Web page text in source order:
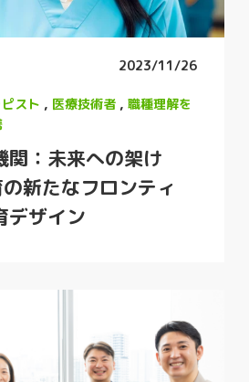
2023/11/26
スト , 医療技術者 , 職種理解を
関：未来への架け
新たなフロンティ
デザイン